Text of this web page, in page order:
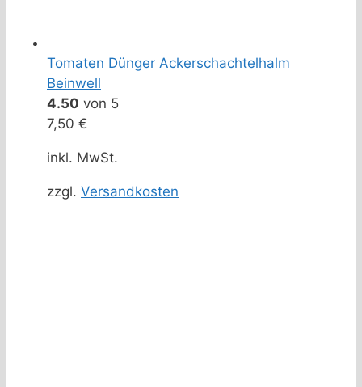
Tomaten Dünger Ackerschachtelhalm
Beinwell
4.50 von 5
7,50 €
inkl. MwSt.
zzgl. Versandkosten